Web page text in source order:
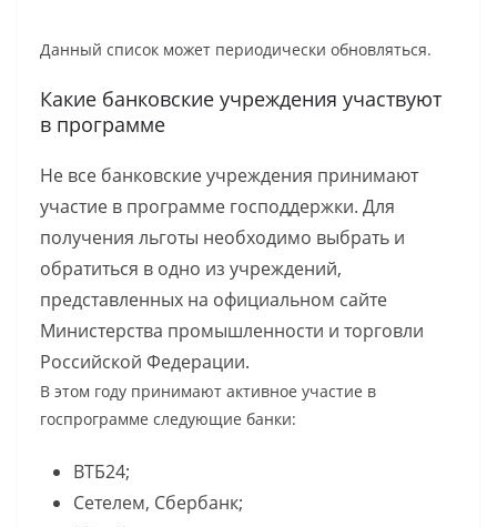
Данный список может периодически обновляться.
Какие банковские учреждения участвуют
в программе
Не все банковские учреждения принимают
участие в программе господдержки. Для
получения льготы необходимо выбрать и
обратиться в одно из учреждений,
представленных на официальном сайте
Министерства промышленности и торговли
Российской Федерации.
В этом году принимают активное участие в
госпрограмме следующие банки:
ВТБ24;
Сетелем, Сбербанк;